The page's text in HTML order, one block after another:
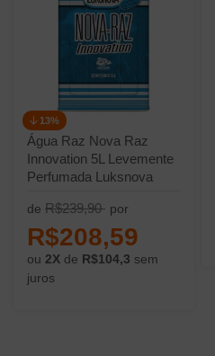
Água Raz Nova Raz
Innovation 5L Levemente
Perfumada Luksnova
de R$239,90
13%
por
R$208,59
ou 2X de R$104,3 sem
juros